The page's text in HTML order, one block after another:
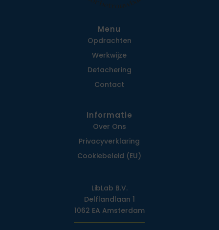
Menu
Opdrachten
Werkwijze
Detachering
Contact
Informatie
Over Ons
Privacy­verklaring
Cookiebeleid (EU)
LibLab B.V.
Delflandlaan 1
1062 EA Amsterdam